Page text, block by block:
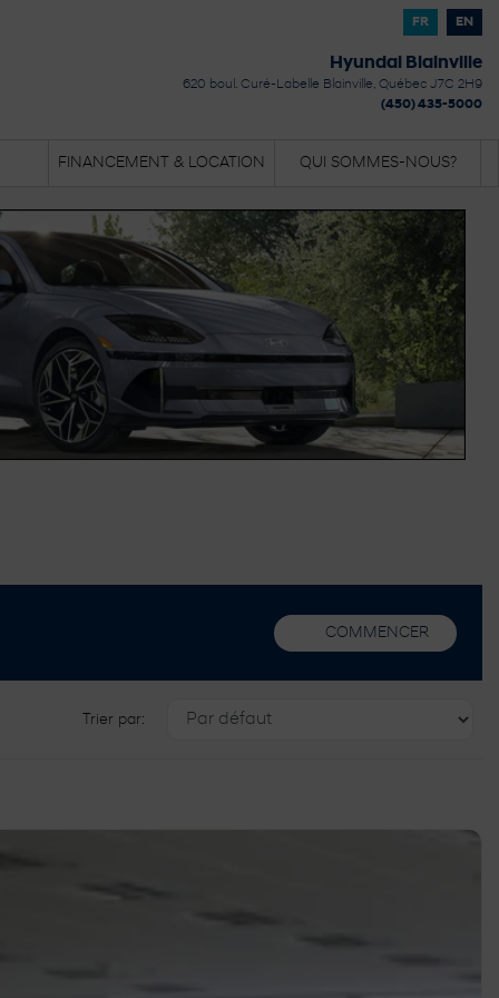
FR EN
Hyundai Blainville
620 boul. Curé-Labelle Blainville, Québec J7C 2H9
(450) 435-5000
FINANCEMENT & LOCATION QUI SOMMES-NOUS?
COMMENCER
Trier par: